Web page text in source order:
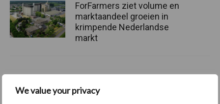
We value your privacy
ForFarmers ziet volume en
marktaandeel groeien in
krimpende Nederlandse
markt